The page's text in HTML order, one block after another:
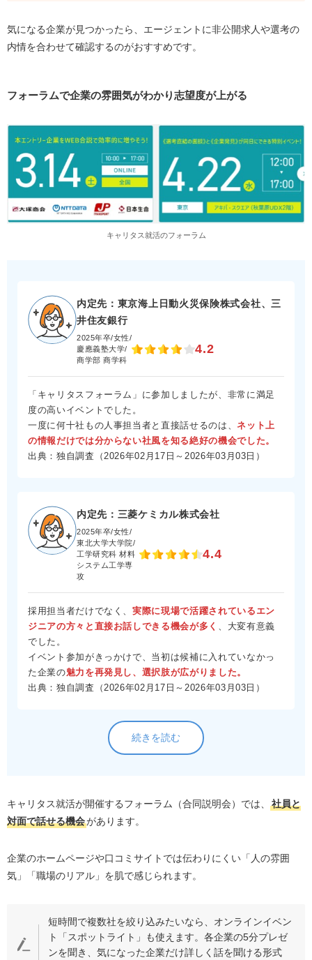
気になる企業が見つかったら、エージェントに非公開求人や選考の
内情を合わせて確認するのがおすすめです。
フォーラムで企業の雰囲気がわかり志望度が上がる
キャリタス就活のフォーラム
内定先：東京海上日動火災保険株式会社、三
井住友銀行
2025年卒/女性/
慶應義塾大学/
商学部 商学科
4.2
「キャリタスフォーラム」に参加しましたが、非常に満足
度の高いイベントでした。
一度に何十社もの人事担当者と直接話せるのは、ネット上
の情報だけでは分からない社風を知る絶好の機会でした。
出典：独自調査（2026年02月17日～2026年03月03日）
内定先：三菱ケミカル株式会社
2025年卒/女性/
東北大学大学院/
工学研究科 材料
システム工学専
攻
4.4
採用担当者だけでなく、実際に現場で活躍されているエン
ジニアの方々と直接お話しできる機会が多く 、大変有意義
でした。
イベント参加がきっかけで、当初は候補に入れていなかっ
た企業の魅力を再発見し、選択肢が広がりました。
出典：独自調査（2026年02月17日～2026年03月03日）
続きを読む
キャリタス就活が開催するフォーラム（合同説明会）では、
社員と
対面で話せる機会があります。
企業のホームページや口コミサイトでは伝わりにくい「人の雰囲
気」「職場のリアル」を肌で感じられます。
短時間で複数社を絞り込みたいなら、オンラインイベン
ト「スポットライト」も使えます。各企業の5分プレゼ
ンを聞き、気になった企業だけ詳しく話を聞ける形式